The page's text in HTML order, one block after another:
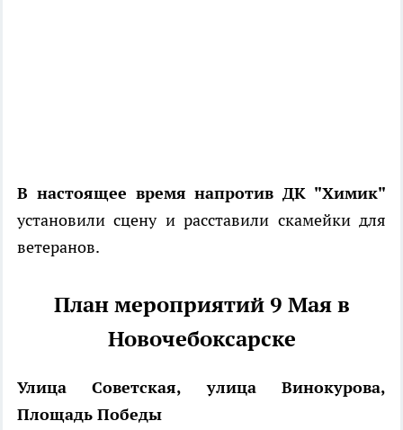
В настоящее время напротив ДК "Химик"
установили сцену и расставили скамейки для
ветеранов.
План мероприятий 9 Мая в
Новочебоксарске
Улица Советская, улица Винокурова,
Площадь Победы